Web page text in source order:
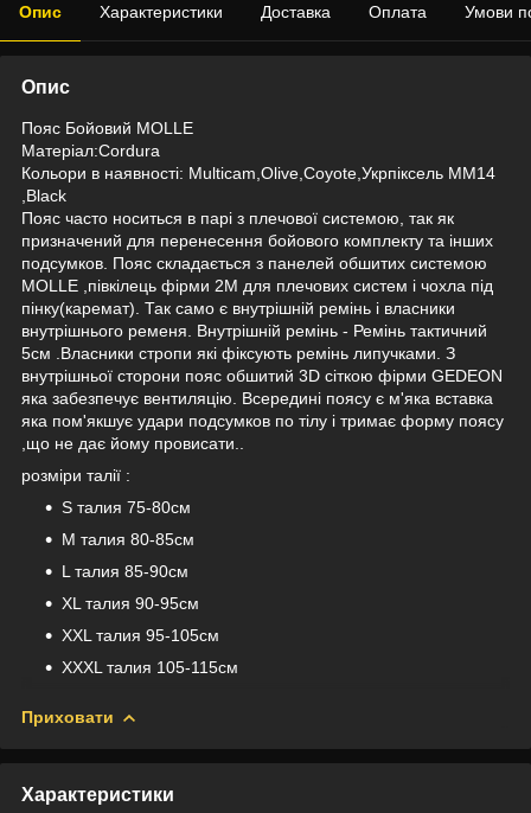
Опис Характеристики Доставка Оплата Умови
Опис
Пояс Бойовий МОLLЕ
Матеріал:Cordura
Кольори в наявності: Multicam,Olive,Coyote,Укрпіксель ММ14
,Black
Пояс часто носиться в парі з плечової системою, так як
призначений для перенесення бойового комплекту та інших
подсумков. Пояс складається з панелей обшитих системою
MOLLE ,півкілець фірми 2М для плечових систем і чохла під
пінку(каремат). Так само є внутрішній ремінь і власники
внутрішнього ременя. Внутрішній ремінь - Ремінь тактичний
5см .Власники стропи які фіксують ремінь липучками. З
внутрішньої сторони пояс обшитий 3D сіткою фірми GEDEON
яка забезпечує вентиляцію. Всередині поясу є м'яка вставка
яка пом'якшує удари подсумков по тілу і тримає форму поясу
,що не дає йому провисати..
розміри талії :
S талия 75-80см
M талия 80-85см
L талия 85-90см
XL талия 90-95см
XXL талия 95-105см
XXXL талия 105-115см
Приховати
Характеристики